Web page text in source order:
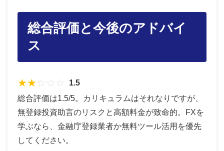
総合評価と今後のアドバイ
ス
★★☆ ☆ ☆
1.5
総合評価は1.5/5。カリキュラムはそれなりですが、
無登録投資助言のリスクと高額料金が致命的。FXを
学ぶなら、金融庁登録業者か無料ツール活用を優先
してください。